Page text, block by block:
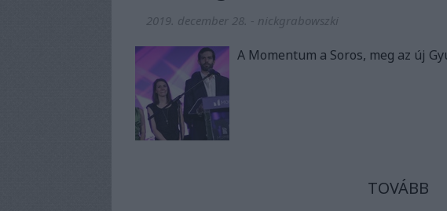
2019. december 28. - nickgrabowszki
A Momentum a Soros, meg az új
TOVÁBB